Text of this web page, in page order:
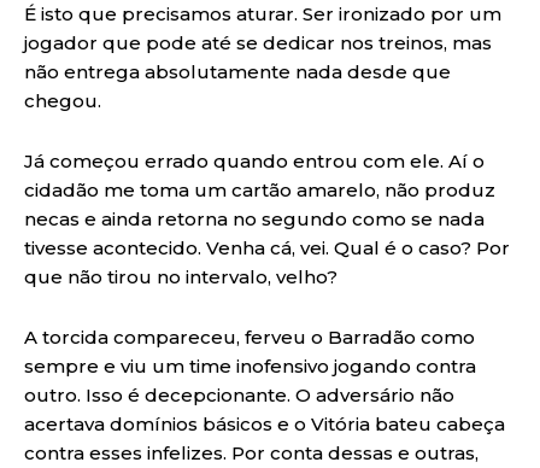
É isto que precisamos aturar. Ser ironizado por um
jogador que pode até se dedicar nos treinos, mas
não entrega absolutamente nada desde que
chegou.
Já começou errado quando entrou com ele. Aí o
cidadão me toma um cartão amarelo, não produz
necas e ainda retorna no segundo como se nada
tivesse acontecido. Venha cá, vei. Qual é o caso? Por
que não tirou no intervalo, velho?
A torcida compareceu, ferveu o Barradão como
sempre e viu um time inofensivo jogando contra
outro. Isso é decepcionante. O adversário não
acertava domínios básicos e o Vitória bateu cabeça
contra esses infelizes. Por conta dessas e outras,